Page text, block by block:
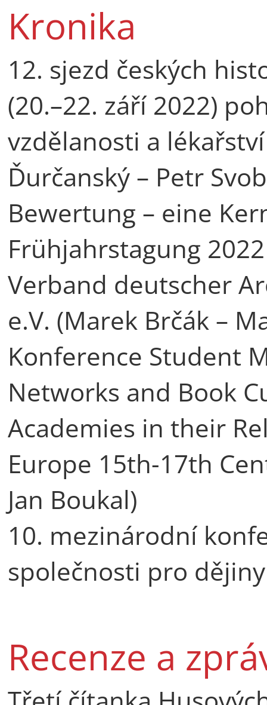
Kronika
12. sjezd českých
(20.–22. září 2022)
vzdělanosti a
Ďurčanský – Petr
Bewertung – eine
Frühjahrstagung
Verband deutscher
e.V. (Marek Brčák –
Konference Student
Networks and Book
Academies in their
Europe 15th-17th
Jan Boukal)
10. mezinárodní
společnosti pro
Recenze a